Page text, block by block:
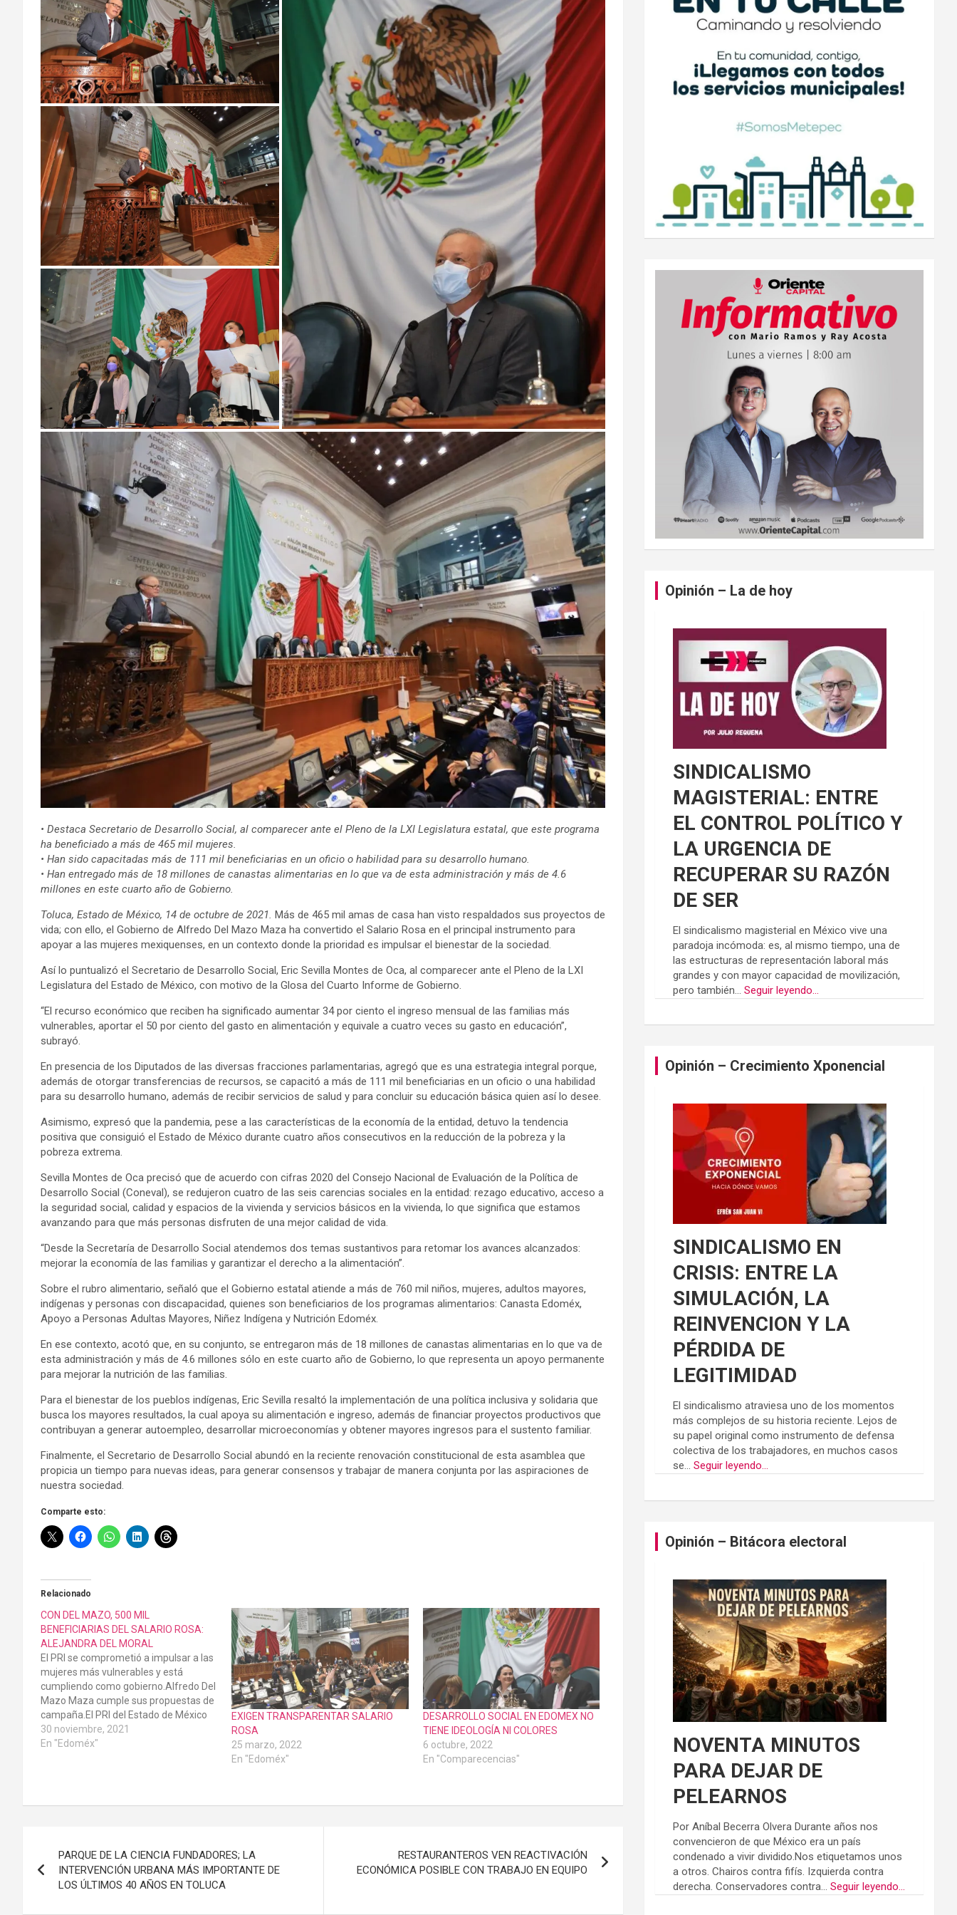
• Destaca Secretario de Desarrollo Social, al comparecer ante el Pleno de la LXI Legislatura estatal, que este programa
ha beneficiado a más de 465 mil mujeres.
• Han sido capacitadas más de 111 mil beneficiarias en un oficio o habilidad para su desarrollo humano.
• Han entregado más de 18 millones de canastas alimentarias en lo que va de esta administración y más de 4.6
millones en este cuarto año de Gobierno.
Toluca, Estado de México, 14 de octubre de 2021. Más de 465 mil amas de casa han visto respaldados sus proyectos de
vida; con ello, el Gobierno de Alfredo Del Mazo Maza ha convertido el Salario Rosa en el principal instrumento para
apoyar a las mujeres mexiquenses, en un contexto donde la prioridad es impulsar el bienestar de la sociedad.
Así lo puntualizó el Secretario de Desarrollo Social, Eric Sevilla Montes de Oca, al comparecer ante el Pleno de la LXI
Legislatura del Estado de México, con motivo de la Glosa del Cuarto Informe de Gobierno.
“El recurso económico que reciben ha significado aumentar 34 por ciento el ingreso mensual de las familias más
vulnerables, aportar el 50 por ciento del gasto en alimentación y equivale a cuatro veces su gasto en educación”,
subrayó.
En presencia de los Diputados de las diversas fracciones parlamentarias, agregó que es una estrategia integral porque,
además de otorgar transferencias de recursos, se capacitó a más de 111 mil beneficiarias en un oficio o una habilidad
para su desarrollo humano, además de recibir servicios de salud y para concluir su educación básica quien así lo desee.
Asimismo, expresó que la pandemia, pese a las características de la economía de la entidad, detuvo la tendencia
positiva que consiguió el Estado de México durante cuatro años consecutivos en la reducción de la pobreza y la
pobreza extrema.
Sevilla Montes de Oca precisó que de acuerdo con cifras 2020 del Consejo Nacional de Evaluación de la Política de
Desarrollo Social (Coneval), se redujeron cuatro de las seis carencias sociales en la entidad: rezago educativo, acceso a
la seguridad social, calidad y espacios de la vivienda y servicios básicos en la vivienda, lo que significa que estamos
avanzando para que más personas disfruten de una mejor calidad de vida.
“Desde la Secretaría de Desarrollo Social atendemos dos temas sustantivos para retomar los avances alcanzados:
mejorar la economía de las familias y garantizar el derecho a la alimentación”.
Sobre el rubro alimentario, señaló que el Gobierno estatal atiende a más de 760 mil niños, mujeres, adultos mayores,
indígenas y personas con discapacidad, quienes son beneficiarios de los programas alimentarios: Canasta Edoméx,
Apoyo a Personas Adultas Mayores, Niñez Indígena y Nutrición Edoméx.
En ese contexto, acotó que, en su conjunto, se entregaron más de 18 millones de canastas alimentarias en lo que va de
esta administración y más de 4.6 millones sólo en este cuarto año de Gobierno, lo que representa un apoyo permanente
para mejorar la nutrición de las familias.
Para el bienestar de los pueblos indígenas, Eric Sevilla resaltó la implementación de una política inclusiva y solidaria que
busca los mayores resultados, la cual apoya su alimentación e ingreso, además de financiar proyectos productivos que
contribuyan a generar autoempleo, desarrollar microeconomías y obtener mayores ingresos para el sustento familiar.
Finalmente, el Secretario de Desarrollo Social abundó en la reciente renovación constitucional de esta asamblea que
propicia un tiempo para nuevas ideas, para generar consensos y trabajar de manera conjunta por las aspiraciones de
nuestra sociedad.
Comparte esto:
Relacionado
CON DEL MAZO, 500 MIL
BENEFICIARIAS DEL SALARIO ROSA:
ALEJANDRA DEL MORAL
El PRI se comprometió a impulsar a las
mujeres más vulnerables y está
cumpliendo como gobierno.Alfredo Del
Mazo Maza cumple sus propuestas de
campaña.El PRI del Estado de México
se siente orgulloso del gobierno estatal
emanado de sus siglas porque
30 noviembre, 2021
En "Edoméx"
EXIGEN TRANSPARENTAR SALARIO
ROSA
25 marzo, 2022
En "Edoméx"
DESARROLLO SOCIAL EN EDOMEX NO
TIENE IDEOLOGÍA NI COLORES
6 octubre, 2022
En "Comparecencias"
de
PARQUE DE LA CIENCIA FUNDADORES; LA
INTERVENCIÓN URBANA MÁS IMPORTANTE DE
LOS ÚLTIMOS 40 AÑOS EN TOLUCA
RESTAURANTEROS VEN REACTIVACIÓN
ECONÓMICA POSIBLE CON TRABAJO EN EQUIPO
Opinión – La de hoy
SINDICALISMO
MAGISTERIAL: ENTRE
EL CONTROL POLÍTICO Y
LA URGENCIA DE
RECUPERAR SU RAZÓN
DE SER
El sindicalismo magisterial en México vive una
paradoja incómoda: es, al mismo tiempo, una de
las estructuras de representación laboral más
grandes y con mayor capacidad de movilización,
pero también...Seguir leyendo...
Opinión – Crecimiento Xponencial
SINDICALISMO EN
CRISIS: ENTRE LA
SIMULACIÓN, LA
REINVENCION Y LA
PÉRDIDA DE
LEGITIMIDAD
El sindicalismo atraviesa uno de los momentos
más complejos de su historia reciente. Lejos de
su papel original como instrumento de defensa
colectiva de los trabajadores, en muchos casos
se...Seguir leyendo...
Opinión – Bitácora electoral
NOVENTA MINUTOS
PARA DEJAR DE
PELEARNOS
Por Aníbal Becerra Olvera Durante años nos
convencieron de que México era un país
condenado a vivir dividido.Nos etiquetamos unos
a otros. Chairos contra fifís. Izquierda contra
derecha. Conservadores contra...Seguir leyendo...